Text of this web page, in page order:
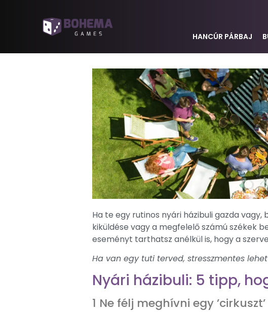
HANCÚR PÁRBAJ
Ha te egy rutinos nyári házibuli gazda
kiküldése vagy a megfelelő számú székek
eseményt tarthatsz anélkül is, hogy a
Ha van egy tuti terved, stresszmentes
Nyári házibuli: 5 tipp,
1 Ne félj meghívni egy ’cirkuszt’